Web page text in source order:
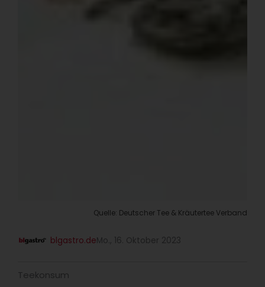
Quelle: Deutscher Tee & Kräutertee Verband
blgastro.deMo., 16. Oktober 2023
Teekonsum